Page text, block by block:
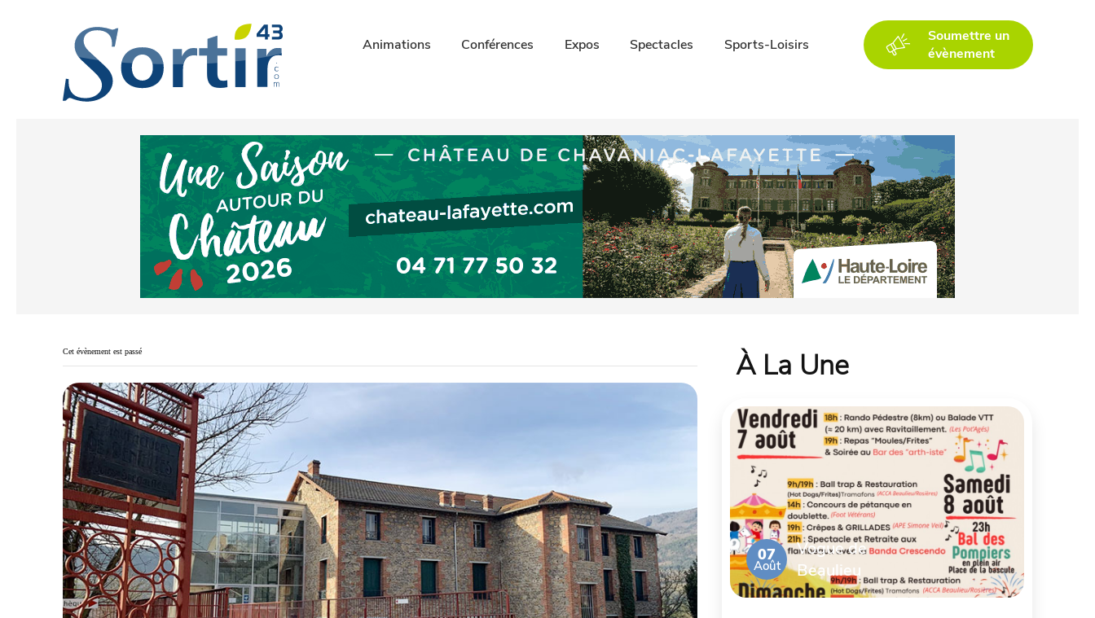
Animations Conférences Expos Spectacles Sports-Loisirs
Soumettre un
évènement
Cet évènement est passé À La Une
07
Août
Vogue de
Beaulieu